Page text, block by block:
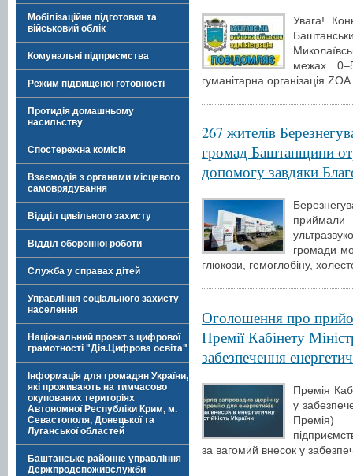
Мобілізаційна підготовка та
військовий облік
Комунальні підприємства
Режим підвищеної готовності
Протидія домашньому
насильству
Спостережна комісія
Взаємодія з органами місцевого
самоврядування
Відділ цивільного захисту
Відділ оборонної роботи
Служба у справах дітей
Управління соціального захисту
населення
Національний проєкт з цифрової
грамотності "Дія.Цифрова освіта"
Інформація для громадян України,
які проживають на тимчасово
окупованих територіях
Автономної Республіки Крим, м.
Севастополя, Донецької та
Луганської областей
Баштанське районне управління
Держпродспоживслужби
Увага!
межах
гуманітарна організація
267 жителів
громад Баштанщини
допомогу завдяки
приймали
громади
глюкози, гемоглобіну,
Оголошення про
Премії Кабінету
забезпечення
Премія
у
Премія)
за вагомий внесок у